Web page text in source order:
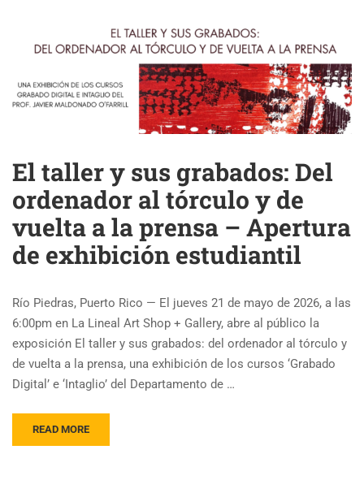
El taller y sus grabados: Del
ordenador al tórculo y de
vuelta a la prensa – Apertura
de exhibición estudiantil
Río Piedras, Puerto Rico — El jueves 21 de mayo de 2026, a las
6:00pm en La Lineal Art Shop + Gallery, abre al público la
exposición El taller y sus grabados: del ordenador al tórculo y
de vuelta a la prensa, una exhibición de los cursos ‘Grabado
Digital’ e ‘Intaglio’ del Departamento de …
READ MORE